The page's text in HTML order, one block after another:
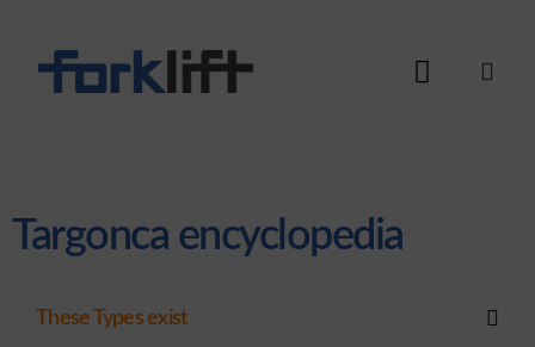
Targonca encyclopedia
These Types exist